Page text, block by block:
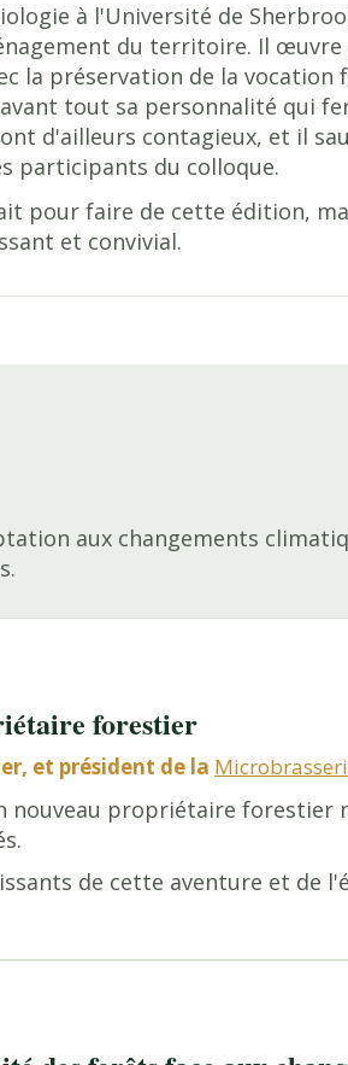
à l'Université de
du territoire. Il
la préservation de la
tout sa personnalité qui
d'ailleurs contagieux, et il
participants du colloque.
pour faire de cette édition,
et convivial.
aux changements
forestier
et président de la
propriétaire forestier
de cette aventure et de